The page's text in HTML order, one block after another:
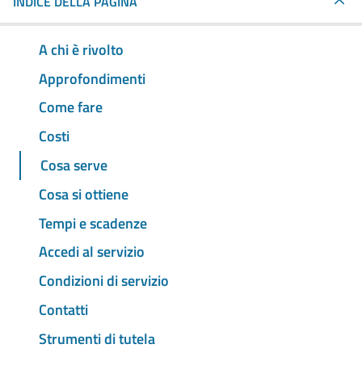
A chi è rivolto
Approfondimenti
Come fare
Costi
Cosa serve
Cosa si ottiene
Tempi e scadenze
Accedi al servizio
Condizioni di servizio
Contatti
Strumenti di tutela